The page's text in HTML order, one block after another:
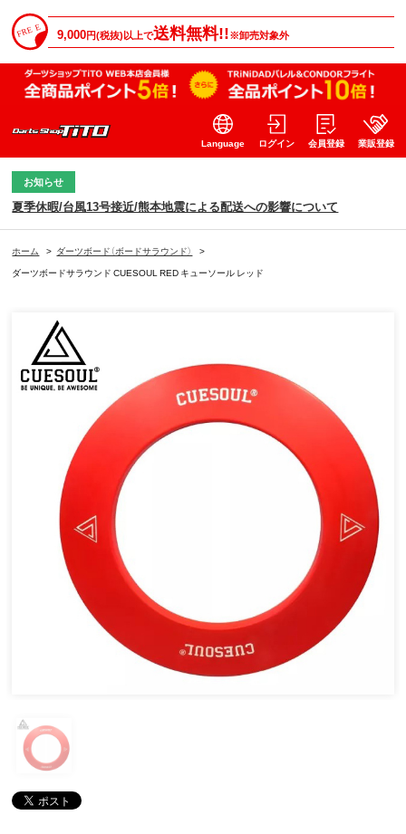
9,000円(税抜)以上で送料無料!!※卸売対象外
Language ログイン 会員登録 業販登録
お知らせ
夏季休暇/台風13号接近/熊本地震による配送への影響について
ホーム > ダーツボード（ボードサラウンド）
>
ダーツボードサラウンド CUESOUL RED キューソール レッド